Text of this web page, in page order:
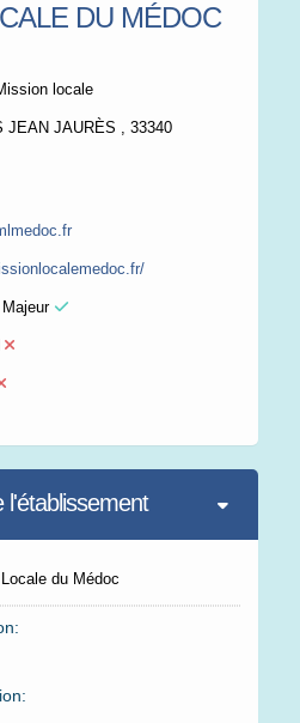
DU MÉDOC
locale
JEAN JAURÈS , 33340
Majeur
l'établissement
du Médoc